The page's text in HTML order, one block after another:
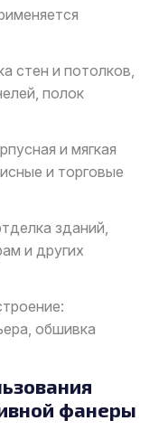
стен и потолков,
полок
и мягкая
и торговые
зданий,
и других
обшивка
фанеры